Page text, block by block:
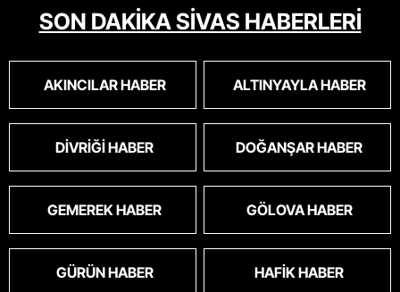
masum algısı yapılıyor.iki gün aç kalsa kendi
cinsini bile öldüren bu kopekler derhal
oldu.korkuyoruz.
SON DAKİKA SİVAS HABERLERİ
AKINCILAR HABER ALTINYAYLA HABER
DIVRIĞI HABER DOĞANŞAR HABER
GEMEREK HABER GÖLOVA HABER
GÜRÜN HABER HAFIK HABER